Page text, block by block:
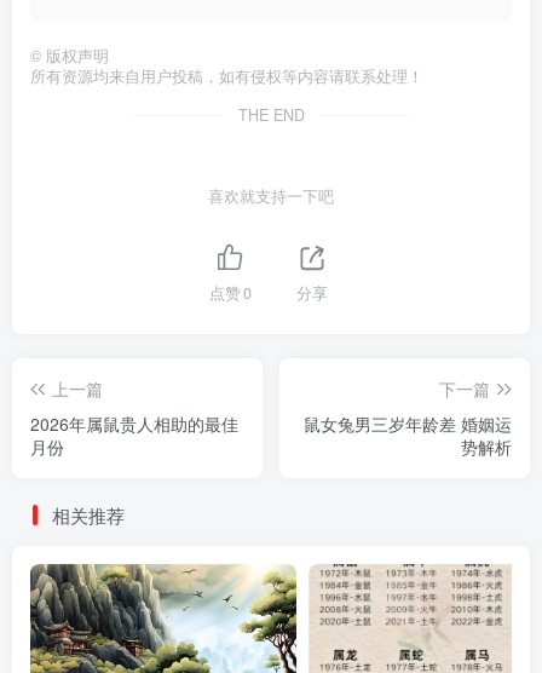
© 版权声明
所有资源均来自用户投稿，如有侵权等内容请联系处理！
THE END
喜欢就支持一下吧
点赞0 分享
上一篇
2026年属鼠贵人相助的最佳
月份
下一篇
鼠女兔男三岁年龄差 婚姻运
势解析
相关推荐